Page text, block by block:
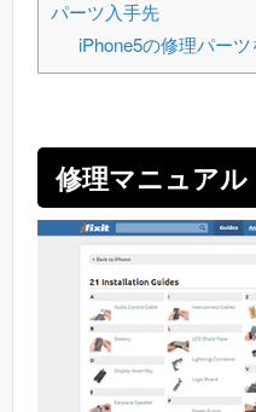
パーツ入手先
iPhone5の修理パー
修理マニュアル